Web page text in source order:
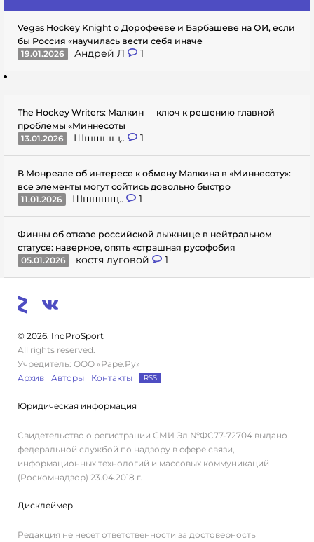
Vegas Hockey Knight о Дорофееве и Барбашеве на ОИ, если
бы Россия «научилась вести себя иначе
19.01.2026
Андрей Л 1
The Hockey Writers: Малкин — ключ к решению главной
проблемы «Миннесоты
13.01.2026
Шшшшщ.. 1
В Монреале об интересе к обмену Малкина в «Миннесоту»:
все элементы могут сойтись довольно быстро
11.01.2026
Шшшшщ.. 1
Финны об отказе российской лыжнице в нейтральном
статусе: наверное, опять «страшная русофобия
05.01.2026
костя луговой 1
© 2026. InoProSport
All rights reserved.
Учредитель: ООО «Раре.Ру»
Архив
Авторы Контакты RSS
Юридическая информация
Свидетельство о регистрации СМИ Эл №ФС77-72704 выдано
федеральной службой по надзору в сфере связи,
информационных технологий и массовых коммуникаций
(Роскомнадзор) 23.04.2018 г.
Дисклеймер
Редакция не несет ответственности за достоверность